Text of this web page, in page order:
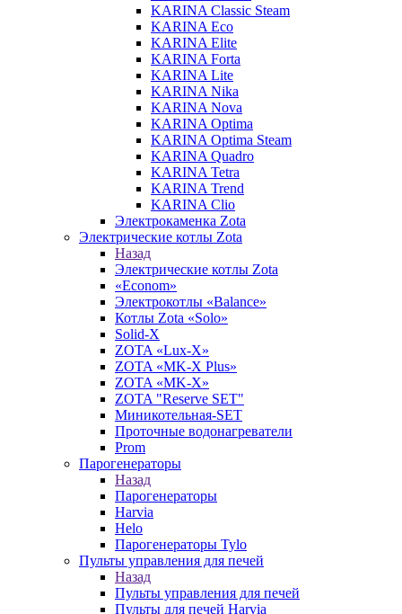
KARINA Classic Steam
KARINA Eco
KARINA Elite
KARINA Forta
KARINA Lite
KARINA Nika
KARINA Nova
KARINA Optima
KARINA Optima Steam
KARINA Quadro
KARINA Tetra
KARINA Trend
KARINA Clio
Электрокаменка Zota
Электрические котлы Zota
Назад
Электрические котлы Zota
«Econom»
Электрокотлы «Balance»
Котлы Zota «Solo»
Solid-X
ZOTA «Lux-X»
ZOTA «MK-X Plus»
ZOTA «MK-X»
ZOTA "Reserve SET"
Миникотельная-SET
Проточные водонагреватели
Prom
Парогенераторы
Назад
Парогенераторы
Harvia
Helo
Парогенераторы Tylo
Пульты управления для печей
Назад
Пульты управления для печей
Пульты для печей Harvia